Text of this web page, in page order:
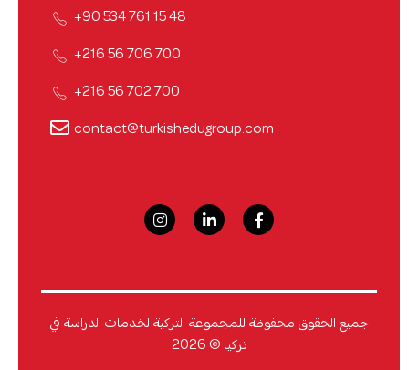
48 15 761 534 90+
700 706 56 216+
700 702 56 216+
contact@turkishedugroup.com
جميع الحقوق محفوظة للمجموعة التركية لخدمات الدراسة في
تركيا © 2026